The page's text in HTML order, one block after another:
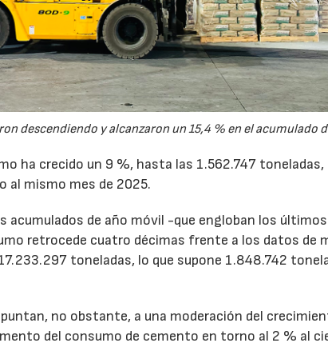
descendiendo y alcanzaron un 15,4 % en el acumulado
ha crecido un 9 %, hasta las 1.562.747
al mismo mes de 2025.
acumulados de año móvil -que engloban los
retrocede cuatro décimas frente a los datos de
toneladas, lo que supone 1.848.742
no obstante, a una moderación del
del consumo de cemento en torno al 2 % al